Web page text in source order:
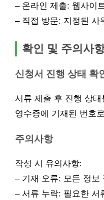
– 온라인 제출: 웹사이
– 직접 방문: 지정된 사
확인 및 주의사
신청서 진행 상태 확
서류 제출 후 진행 상
영수증에 기재된 번호
주의사항
작성 시 유의사항:
– 기재 오류: 모든 정보
– 서류 누락: 필요한 서